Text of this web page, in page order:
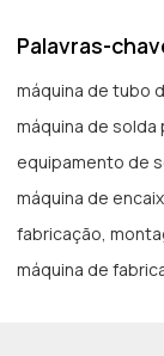
Palavras-
máquina de tubo
máquina de
equipamento de
máquina de
fabricação,
máquina de